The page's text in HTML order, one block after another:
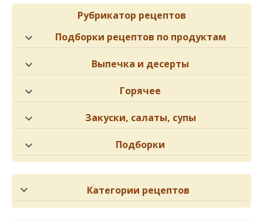
Рубрикатор рецептов
Подборки рецептов по продуктам
Выпечка и десерты
Горячее
Закуски, салаты, супы
Подборки
Категории рецептов